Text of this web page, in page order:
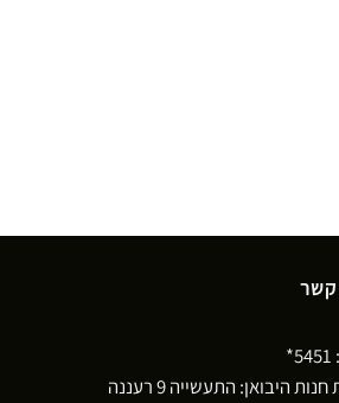
קשר
5451*
היבואן: התעשייה 9 רעננה